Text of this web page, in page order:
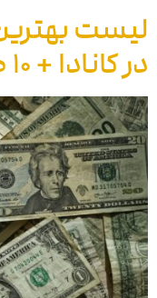
لیست
در کانادا + ۱۰ صرافی معتبر کانادا